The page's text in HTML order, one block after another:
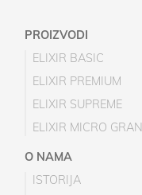
PROIZVODI
ELIXIR BASIC
ELIXIR PREMIUM
ELIXIR SUPREME
ELIXIR MICRO GRAN
O NAMA
ISTORIJA